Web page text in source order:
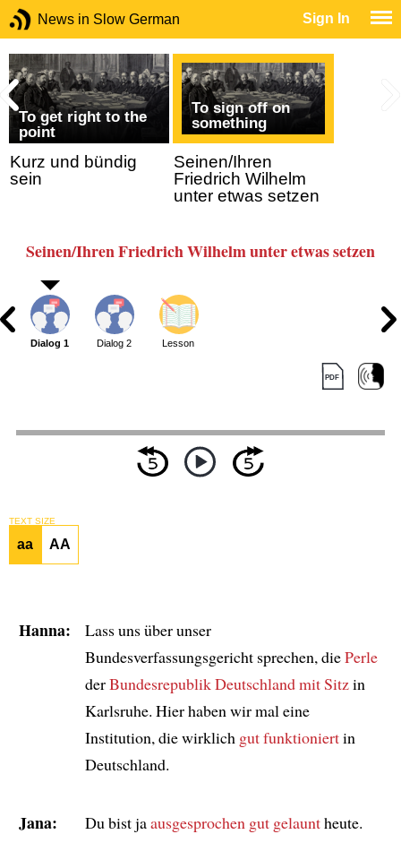
News in Slow German Sign In
To get right to the
point
Kurz und bündig
sein
To sign off on
something
Seinen/Ihren
Friedrich Wilhelm
unter etwas setzen
Seinen/Ihren Friedrich Wilhelm unter etwas setzen
Dialog 1 Dialog 2 Lesson
TEXT SIZE
aa AA
Hanna:
Lass uns über unser
Bundesverfassungsgericht sprechen, diePerle
derBundesrepublik Deutschlandmit Sitzin
Karlsruhe. Hier haben wir mal eine
Institution, die wirklich gut funktioniertin
Deutschland.
Jana: Du bist jaausgesprochen gut gelauntheute.